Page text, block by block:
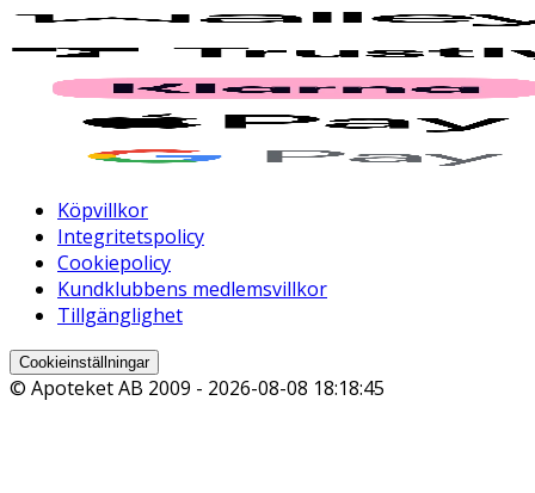
Köpvillkor
Integritetspolicy
Cookiepolicy
Kundklubbens medlemsvillkor
Tillgänglighet
Cookieinställningar
© Apoteket AB 2009 - 2026-08-08 18:18:45